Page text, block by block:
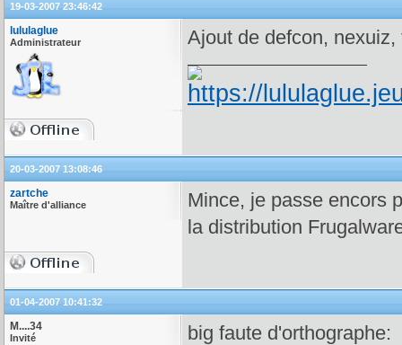
19-03-2007 23:46:42
lululaglue
Administrateur Ajout de defcon,
20-03-2007 13:08:46
zartche
Maître d'alliance
Mince, je passe encors
la distribution
01-04-2007 10:41:32
M....34
Invité
big faute d'orthographe: